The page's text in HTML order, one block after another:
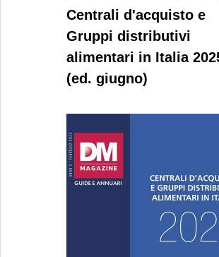
Centrali d'acquisto e
Gruppi distributivi
alimentari in Italia
(ed. giugno)